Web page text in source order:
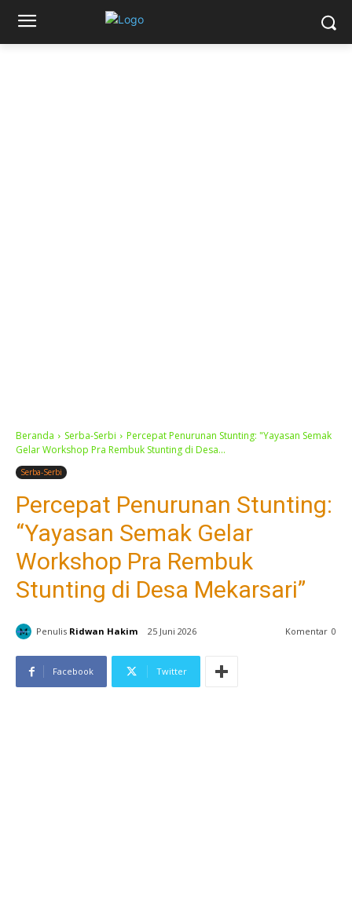
Beranda Serba-Serbi
Percepat Penurunan Stunting: "Yayasan Semak
Gelar Workshop Pra Rembuk Stunting di Desa...
Serba-Serbi
Percepat Penurunan Stunting:
“Yayasan Semak Gelar
Workshop Pra Rembuk
Stunting di Desa Mekarsari”
Penulis Ridwan Hakim 25 Juni 2026 Komentar 0
Facebook Twitter